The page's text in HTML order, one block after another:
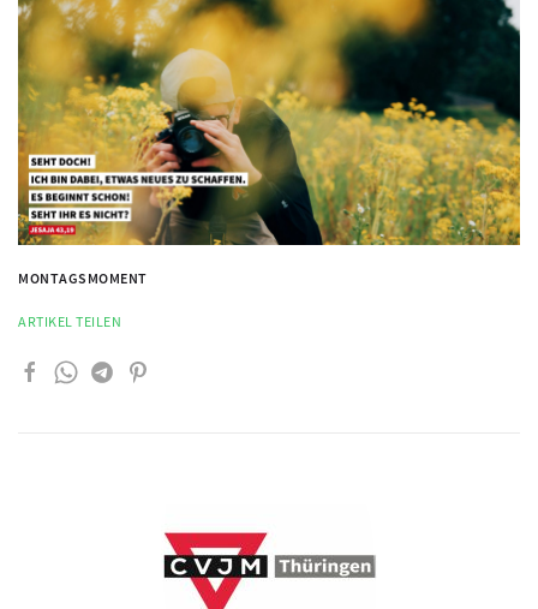
MONTAGSMOMENT
ARTIKEL TEILEN